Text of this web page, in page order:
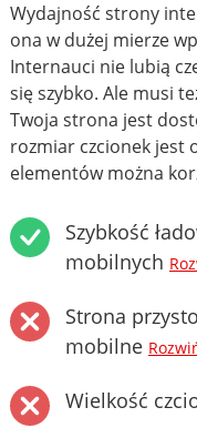
Wydajność strony
ona w dużej mierze
Internauci nie lubią
się szybko. Ale musi
Twoja strona jest
rozmiar czcionek jest
elementów można
Szybkość
mobilnych
Strona
mobilne
Wielkość